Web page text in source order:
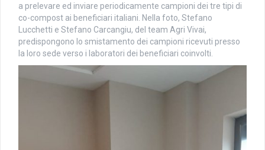
a prelevare ed inviare periodicamente campioni dei tre tipi di
co-compost ai beneficiari italiani. Nella foto, Stefano
Lucchetti e Stefano Carcangiu, del team Agri Vivai,
predispongono lo smistamento dei campioni ricevuti presso
la loro sede verso i laboratori dei beneficiari coinvolti.